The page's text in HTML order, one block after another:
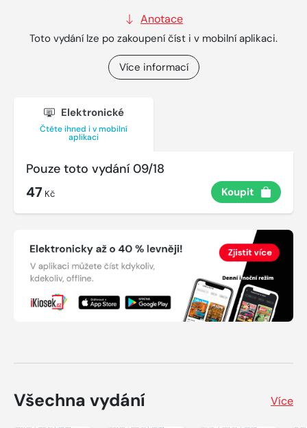
Anotace
Toto vydání lze po zakoupení číst i v mobilní aplikaci.
Více informací
Elektronické
Čtěte ihned i v mobilní
aplikaci
Pouze toto vydání 09/18
47 Kč Koupit
Všechna vydání Více